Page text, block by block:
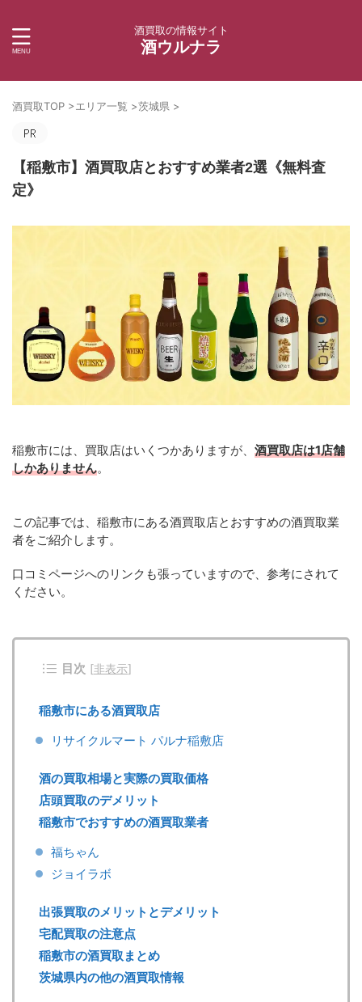
酒買取の情報サイト
酒ウルナラ
酒買取TOP >エリア一覧 >茨城県 >
【稲敷市】酒買取店とおすすめ業者2選《無料査
定》
稲敷市には、買取店はいくつかありますが、 酒買取店は1店舗
しかありません。
この記事では、稲敷市にある酒買取店とおすすめの酒買取業
者をご紹介します。
口コミページへのリンクも張っていますので、参考にされて
ください。
目次 [非表示]
稲敷市にある酒買取店
リサイクルマート パルナ稲敷店
酒の買取相場と実際の買取価格
店頭買取のデメリット
稲敷市でおすすめの酒買取業者
福ちゃん
ジョイラボ
出張買取のメリットとデメリット
宅配買取の注意点
稲敷市の酒買取まとめ
茨城県内の他の酒買取情報